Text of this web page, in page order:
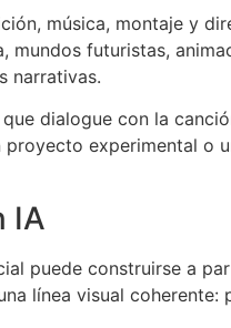
música, montaje y
futuristas,
narrativas.
dialogue con la
experimental
IA
puede construirse a
línea visual